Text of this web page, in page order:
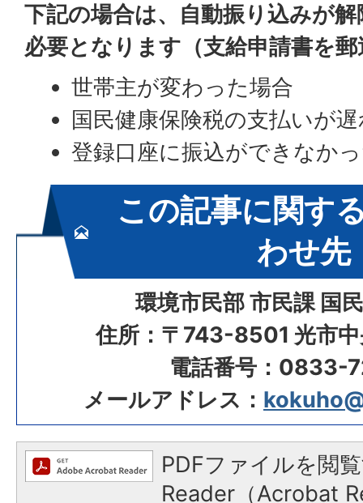
下記の場合は、自動振り込みが
必要となります（支給申請書を
世帯主が変わった場合
国民健康保険税の支払いが
登録口座に振込ができなか
この記事に関す
わせ先
環境市民部 市民課 国
住所：〒743-8501 光市中
電話番号：0833-
メールアドレス：
PDFファイルを閲
Reader（Acrobat